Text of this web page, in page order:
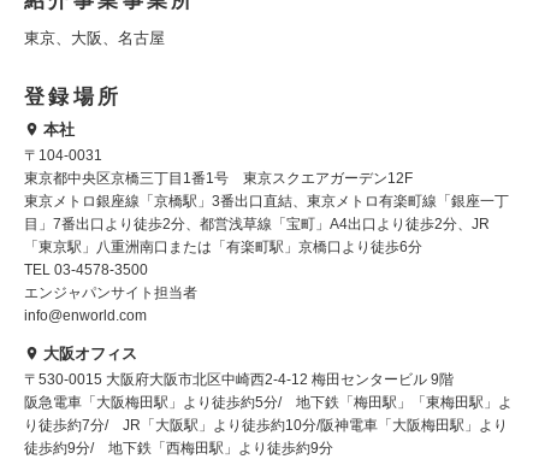
東京、大阪、名古屋
登録場所
本社
〒104-0031
東京都中央区京橋三丁目1番1号 東京スクエアガーデン12F
東京メトロ銀座線「京橋駅」3番出口直結、東京メトロ有楽町線「銀座一丁
目」7番出口より徒歩2分、都営浅草線「宝町」A4出口より徒歩2分、JR
「東京駅」八重洲南口または「有楽町駅」京橋口より徒歩6分
TEL 03-4578-3500
エンジャパンサイト担当者
info@enworld.com
大阪オフィス
〒530-0015 大阪府大阪市北区中崎西2-4-12 梅田センタービル 9階
阪急電車「大阪梅田駅」より徒歩約5分/ 地下鉄「梅田駅」「東梅田駅」よ
り徒歩約7分/ JR「大阪駅」より徒歩約10分/阪神電車「大阪梅田駅」より
徒歩約9分/ 地下鉄「西梅田駅」より徒歩約9分